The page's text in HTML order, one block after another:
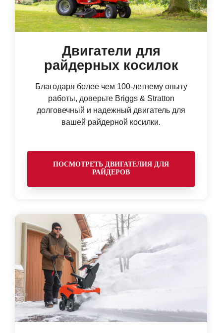
Двигатели для
райдерных косилок
Благодаря более чем 100-летнему опыту
работы, доверьте Briggs & Stratton
долговечный и надежный двигатель для
вашей райдерной косилки.
ПОСМОТРЕТЬ ДВИГАТЕЛИЯ ДЛЯ
РАЙДЕРОВ